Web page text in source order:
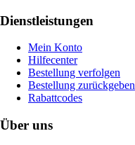
Dienstleistungen
Mein Konto
Hilfecenter
Bestellung verfolgen
Bestellung zurückgeben
Rabattcodes
Über uns